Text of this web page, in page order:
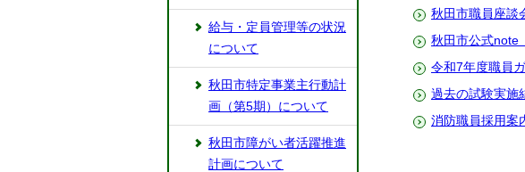
秋田市職員座談
秋田市公式note
令和7年度職員
過去の試験実施
消防職員採用案
給与・定員管理等の状況
について
秋田市特定事業主行動計
画（第5期）について
秋田市障がい者活躍推進
計画について